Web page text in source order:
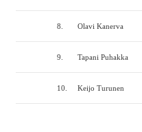
8. Olavi Kanerva
9. Tapani Puhakka
10. Keijo Turunen